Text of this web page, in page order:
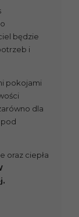
będzie
i
pokojami
dla
pod
oraz ciepła